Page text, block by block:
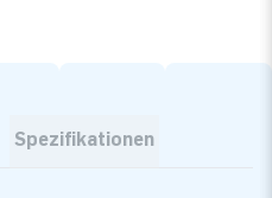
Spezifikationen